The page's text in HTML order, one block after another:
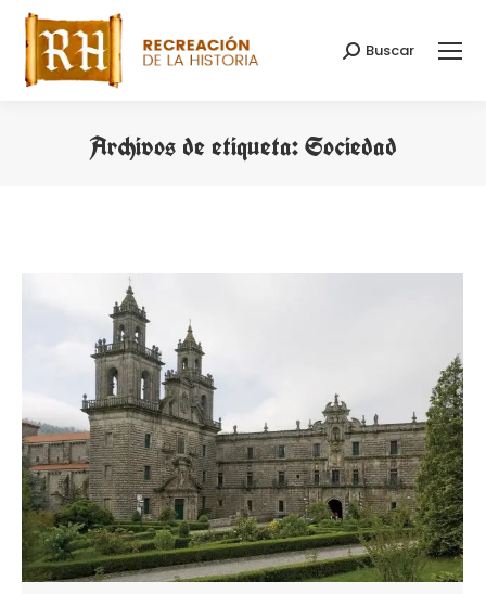
Buscar:
Buscar
Archivos de etiqueta:Sociedad